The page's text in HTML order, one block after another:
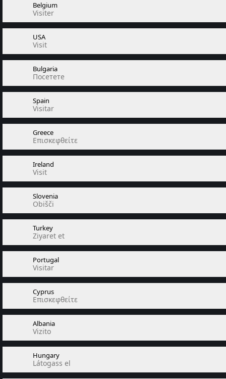
Belgium
Visiter
USA
Visit
Bulgaria
Посетете
Spain
Visitar
Greece
Επισκεφθείτε
Ireland
Visit
Slovenia
Obišči
Turkey
Ziyaret et
Portugal
Visitar
Cyprus
Επισκεφθείτε
Albania
Vizito
Hungary
Látogass el